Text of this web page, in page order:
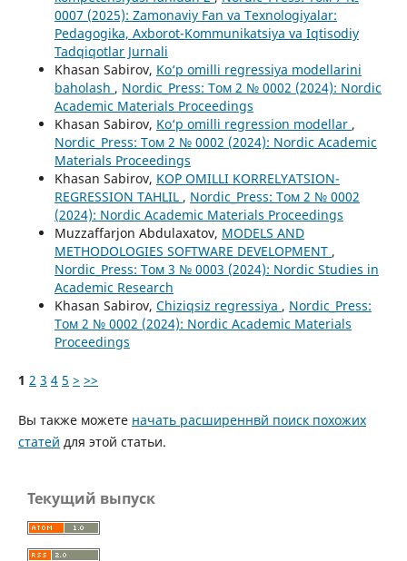
0007 (2025): Zamonaviy Fan va Texnologiyalar:
Pedagogika, Axborot-Kommunikatsiya va Iqtisodiy
Tadqiqotlar Jurnali
Khasan Sabirov, Ko‘p omilli regressiya modellarini
baholash , Nordic_Press: Том 2 № 0002 (2024): Nordic
Academic Materials Proceedings
Khasan Sabirov, Ko‘p omilli regression modellar ,
Nordic_Press: Том 2 № 0002 (2024): Nordic Academic
Materials Proceedings
Khasan Sabirov, KO`P OMILLI KORRELYATSION-
REGRESSION TAHLIL , Nordic_Press: Том 2 № 0002
(2024): Nordic Academic Materials Proceedings
Muzzaffarjon Abdulaxatov, MODELS AND
METHODOLOGIES SOFTWARE DEVELOPMENT ,
Nordic_Press: Том 3 № 0003 (2024): Nordic Studies in
Academic Research
Khasan Sabirov, Chiziqsiz regressiya , Nordic_Press:
Том 2 № 0002 (2024): Nordic Academic Materials
Proceedings
1 2 3 4 5 > >>
Вы также можете начать расширеннвй поиск похожих
статей для этой статьи.
Текущий выпуск